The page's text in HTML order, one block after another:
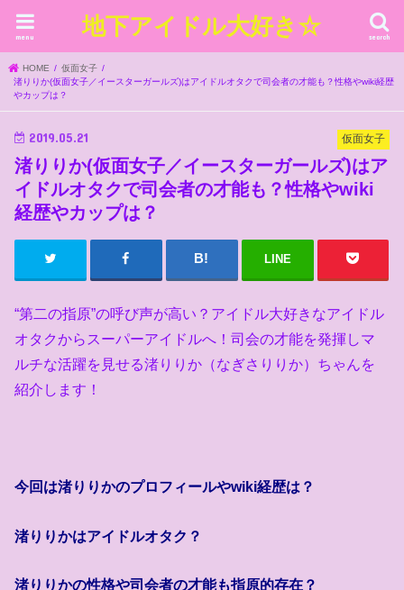
地下アイドル大好き☆ search
menu
HOME
仮面女子
渚りりか(仮面女子／イースターガールズ)はアイドルオタクで司会者の才能も？性格やwiki経歴
やカップは？
仮面女子
2019.05.21
渚りりか(仮面女子／イースターガールズ)はア
イドルオタクで司会者の才能も？性格やwiki
経歴やカップは？
LINE
“第二の指原”の呼び声が高い？アイドル大好きなアイドル
オタクからスーパーアイドルへ！司会の才能を発揮しマ
ルチな活躍を見せる渚りりか（なぎさりりか）ちゃんを
紹介します！
今回は渚りりかのプロフィールやwiki経歴は？
渚りりかはアイドルオタク？
渚りりかの性格や司会者の才能も指原的存在？